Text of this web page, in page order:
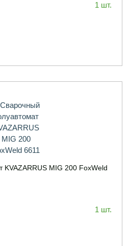
1 шт.
KVAZARRUS MIG 200 FoxWeld
1 шт.